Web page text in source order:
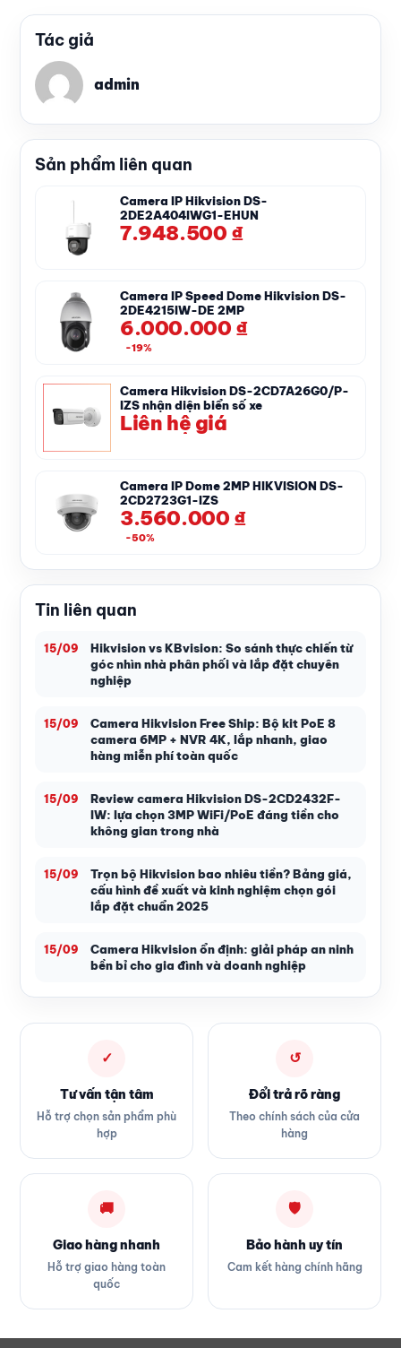
Tác giả
admin
Sản phẩm liên quan
Camera IP Hikvision DS-
2DE2A404IWG1-EHUN
7.948.500 ₫
Camera IP Speed Dome Hikvision DS-
2DE4215IW-DE 2MP
6.000.000 ₫
-19%
Camera Hikvision DS-2CD7A26G0/P-
IZS nhận diện biển số xe
Liên hệ giá
Camera IP Dome 2MP HIKVISION DS-
2CD2723G1-IZS
3.560.000 ₫
-50%
Tin liên quan
15/09
Hikvision vs KBvision: So sánh thực chiến từ
góc nhìn nhà phân phối và lắp đặt chuyên
nghiệp
15/09
Camera Hikvision Free Ship: Bộ kit PoE 8
camera 6MP + NVR 4K, lắp nhanh, giao
hàng miễn phí toàn quốc
15/09
Review camera Hikvision DS-2CD2432F-
IW: lựa chọn 3MP WiFi/PoE đáng tiền cho
không gian trong nhà
15/09
Trọn bộ Hikvision bao nhiêu tiền? Bảng giá,
cấu hình đề xuất và kinh nghiệm chọn gói
lắp đặt chuẩn 2025
15/09
Camera Hikvision ổn định: giải pháp an ninh
bền bỉ cho gia đình và doanh nghiệp
✓
Tư vấn tận tâm
Hỗ trợ chọn sản phẩm phù
hợp
↺
Đổi trả rõ ràng
Theo chính sách của cửa
hàng
🚚
Giao hàng nhanh
Hỗ trợ giao hàng toàn
quốc
🛡
Bảo hành uy tín
Cam kết hàng chính hãng